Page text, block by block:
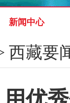
新闻中心
西藏要